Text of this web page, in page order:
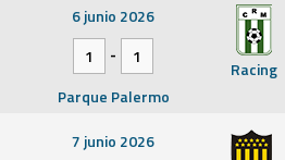
Racing
6 junio 2026
1
-
1
Parque Palermo
7 junio 2026